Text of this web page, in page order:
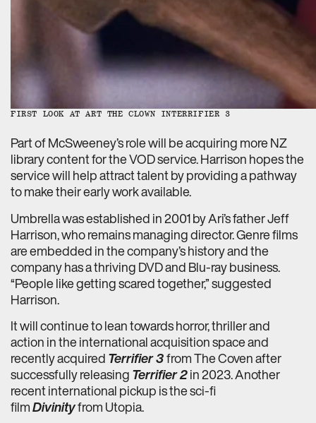
FIRST LOOK AT ART THE CLOWN INTERRIFIER 3
Part of McSweeney’s role will be acquiring more NZ
library content for the VOD service. Harrison hopes the
service will help attract talent by providing a pathway
to make their early work available.
Umbrella was established in 2001 by Ari’s father Jeff
Harrison, who remains managing director. Genre films
are embedded in the company’s history and the
company has a thriving DVD and Blu-ray business.
“People like getting scared together,” suggested
Harrison.
It will continue to lean towards horror, thriller and
action in the international acquisition space and
recently acquiredTerrifier 3from The Coven after
successfully releasingTerrifier 2in 2023. Another
recent international pickup is the sci-fi
filmDivinityfrom Utopia.